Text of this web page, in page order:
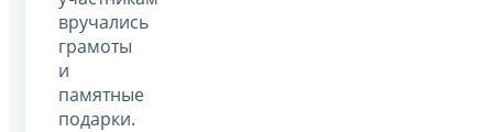
вручались
грамоты
и
памятные
подарки.